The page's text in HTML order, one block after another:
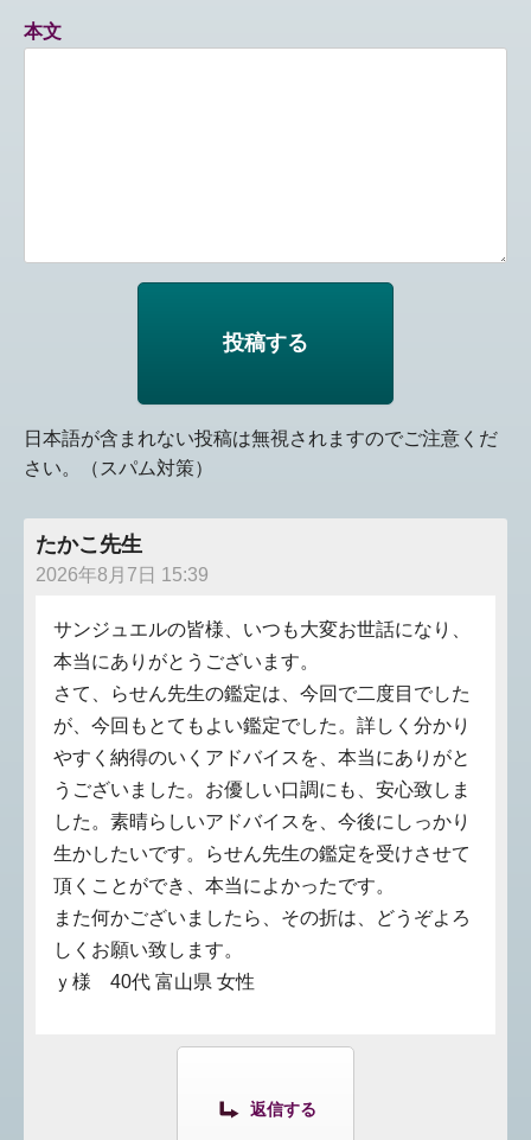
本文
日本語が含まれない投稿は無視されますのでご注意くだ
さい。（スパム対策）
たかこ先生
2026年8月7日 15:39
サンジュエルの皆様、いつも大変お世話になり、
本当にありがとうございます。
さて、らせん先生の鑑定は、今回で二度目でした
が、今回もとてもよい鑑定でした。詳しく分かり
やすく納得のいくアドバイスを、本当にありがと
うございました。お優しい口調にも、安心致しま
した。素晴らしいアドバイスを、今後にしっかり
生かしたいです。らせん先生の鑑定を受けさせて
頂くことができ、本当によかったです。
また何かございましたら、その折は、どうぞよろ
しくお願い致します。
ｙ様 40代 富山県 女性
返信する